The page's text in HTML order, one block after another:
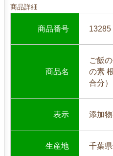
商品詳細
商品番号 13285
商品名
ご飯
の素
合分
表示 添加
生産地 千葉